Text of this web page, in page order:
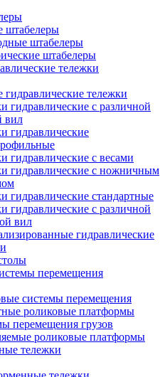
штабелеры
штабелеры
штабелеры
тележки
гидравлические тележки
гидравлические с различной
вил
гидравлические
гидравлические с весами
гидравлические с ножничным
гидравлические стандартные
гидравлические с различной
вил
гидравлические
перемещения
системы перемещения
роликовые платформы
перемещения грузов
роликовые платформы
тележки